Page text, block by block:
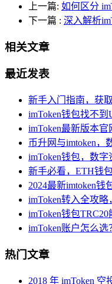
上一篇: 如何区分
下一篇 : 深入解析
相关文章
最近发表
新手入门指南，获
imToken钱包找不
imToken最新版本
币升网与imtoken，
imToken钱包，数
新手必看，ETH钱
2024最新imtoken
imToken转入全攻
imToken钱包
imToken账户怎么
热门文章
2018 年 imToken